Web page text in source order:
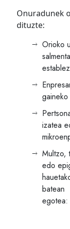
Onuradunek
dituzte:
Orioko
izatea
Multzo,
edo
batean
egotea: